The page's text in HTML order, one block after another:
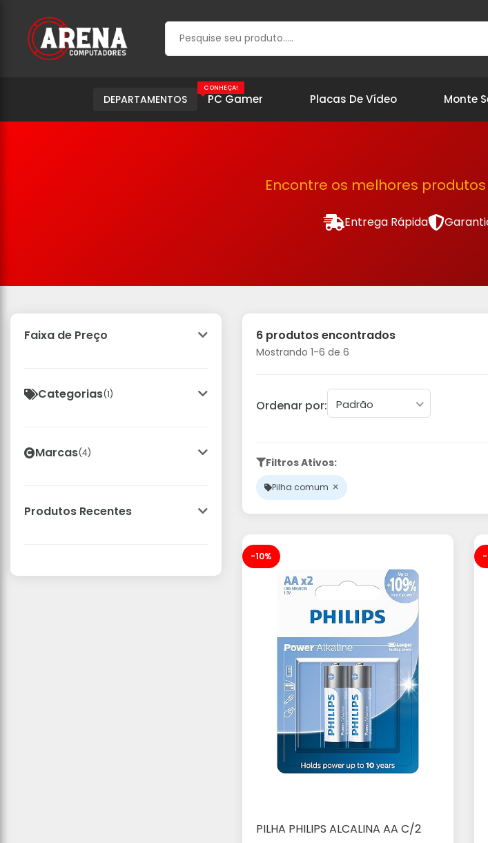
DEPARTAMENTOS PC Gamer
CONHEÇA!
Placas De Vídeo Monte
Encontre os melhores
Entrega Rápida
Faixa de Preço
Categorias(1)
Marcas(4)
Produtos Recentes
6 produtos encontrados
Mostrando 1-6 de 6
Ordenar por: Padrão
Filtros Ativos:
Pilha comum ×
-10%
Adicionar ao Carrinho
PILHA PHILIPS ALCALINA AA C/2
-